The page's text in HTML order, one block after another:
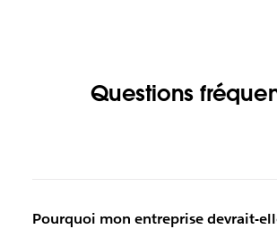
Questions
Pourquoi mon entreprise devrait-